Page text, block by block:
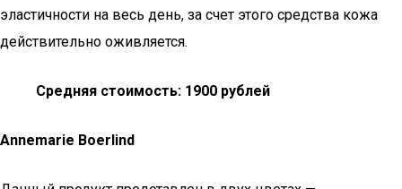
эластичности на весь день, за счет этого средства кожа
действительно оживляется.
Средняя стоимость: 1900 рублей
Annemarie Boerlind